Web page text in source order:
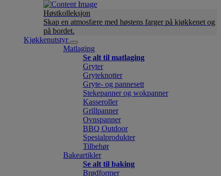
Høstkolleksjon
Skap en atmosfære med høstens farger på kjøkkenet og
på bordet.
Kjøkkenutstyr
Matlaging
Se alt til matlaging
Gryter
Gryteknotter
Gryte- og pannesett
Stekepanner og wokpanner
Kasseroller
Grillpanner
Ovnspanner
BBQ Outdoor
Spesialprodukter
Tilbehør
Bakeartikler
Se alt til baking
Brødformer